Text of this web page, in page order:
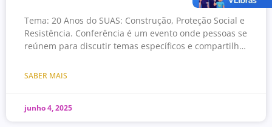
Tema: 20 Anos do SUAS: Construção, Proteção Social e
Resistência. Conferência é um evento onde pessoas se
reúnem para discutir temas específicos e compartilhar
SABER MAIS
junho 4, 2025